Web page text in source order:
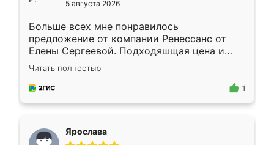
5 августа 2026
Больше всех мне понравилось
предложение от компании Ренессанс от
Елены Сергеевой. Подходяшщая цена и
короткие сроки изготовления. Приехавший
для замера сотрудник Владислав
предложил по моему эскизу самый
Читать полностью
1
Ярослава